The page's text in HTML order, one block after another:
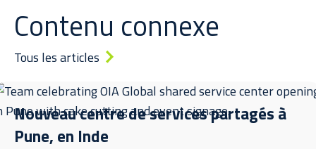
Contenu connexe
Tous les articles
Nouveau centre de services partagés à
Pune, en Inde